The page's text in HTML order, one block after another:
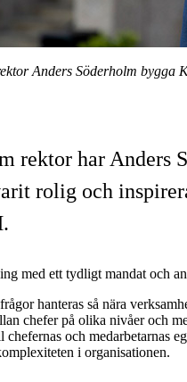
Anders Söderholm bygga
rektor har Anders
rolig och
med ett tydligt mandat och
hanteras så nära
chefer på olika nivåer och
och medarbetarnas
i organisationen.